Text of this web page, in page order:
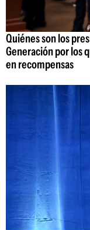
Quiénes son los
Generación por los
en recompensas